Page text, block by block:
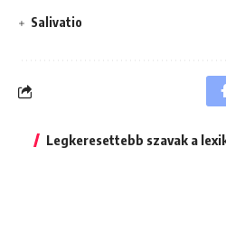
Salivatio
Legkeresettebb szavak a